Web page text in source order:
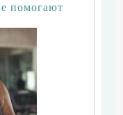
помогают